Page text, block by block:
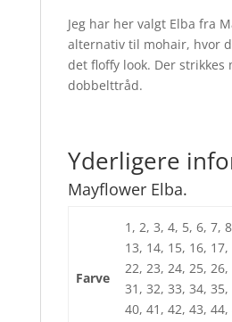
Jeg har her valgt Elba fra
alternativ til mohair, hvor
det floffy look. Der strikkes
dobbelttråd.
Yderligere
Mayflower Elba.
Farve
1, 2, 3, 4, 5, 6, 7,
13, 14, 15, 16,
22, 23, 24, 25,
31, 32, 33, 34,
40, 41, 42, 43,